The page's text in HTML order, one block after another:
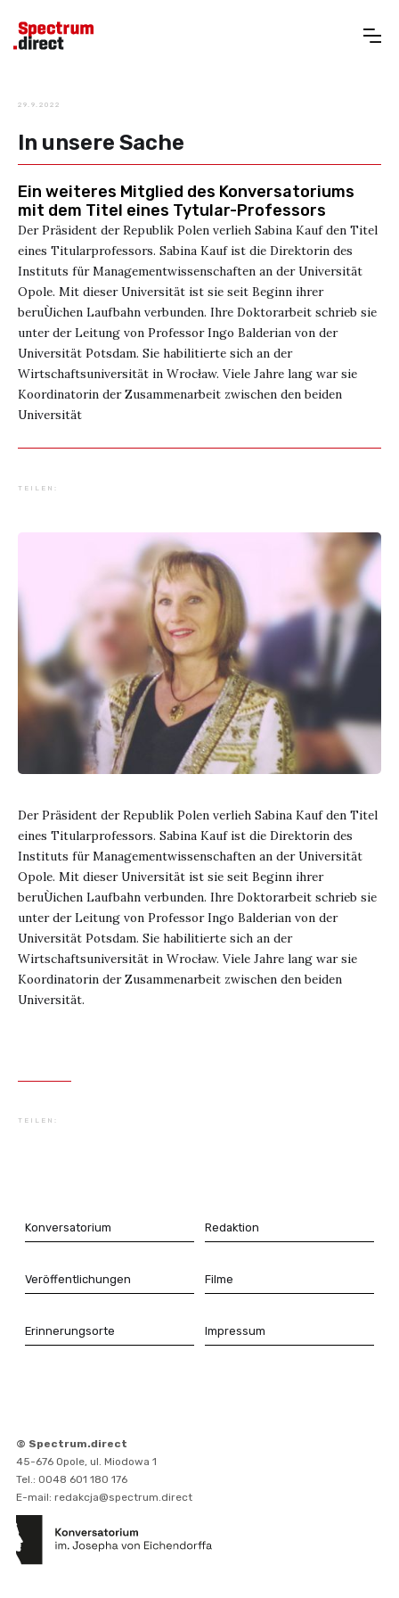
29.9.2022
In unsere Sache
Ein weiteres Mitglied des Konversatoriums
mit dem Titel eines Tytular-Professors
Der Präsident der Republik Polen verlieh Sabina Kauf den Titel
eines Titularprofessors. Sabina Kauf ist die Direktorin des
Instituts für Managementwissenschaften an der Universität
Opole. Mit dieser Universität ist sie seit Beginn ihrer
beruÙichen Laufbahn verbunden. Ihre Doktorarbeit schrieb sie
unter der Leitung von Professor Ingo Balderian von der
Universität Potsdam. Sie habilitierte sich an der
Wirtschaftsuniversität in Wrocław. Viele Jahre lang war sie
Koordinatorin der Zusammenarbeit zwischen den beiden
Universität
TEILEN:
Der Präsident der Republik Polen verlieh Sabina Kauf den Titel
eines Titularprofessors. Sabina Kauf ist die Direktorin des
Instituts für Managementwissenschaften an der Universität
Opole. Mit dieser Universität ist sie seit Beginn ihrer
beruÙichen Laufbahn verbunden. Ihre Doktorarbeit schrieb sie
unter der Leitung von Professor Ingo Balderian von der
Universität Potsdam. Sie habilitierte sich an der
Wirtschaftsuniversität in Wrocław. Viele Jahre lang war sie
Koordinatorin der Zusammenarbeit zwischen den beiden
Universität.
TEILEN:
Konversatorium Redaktion
Veröffentlichungen Filme
Erinnerungsorte Impressum
© Spectrum.direct
45-676 Opole, ul. Miodowa 1
Tel.: 0048 601 180 176
E-mail: redakcja@spectrum.direct